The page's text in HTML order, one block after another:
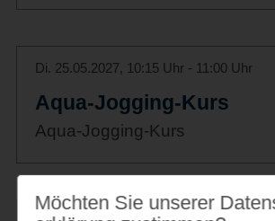
Di. 25.05.2027, 10:15 Uhr - 11:00 Uhr
Aqua-Jogging-Kurs
Aqua-Jogging-Kurs
Möchten Sie unserer